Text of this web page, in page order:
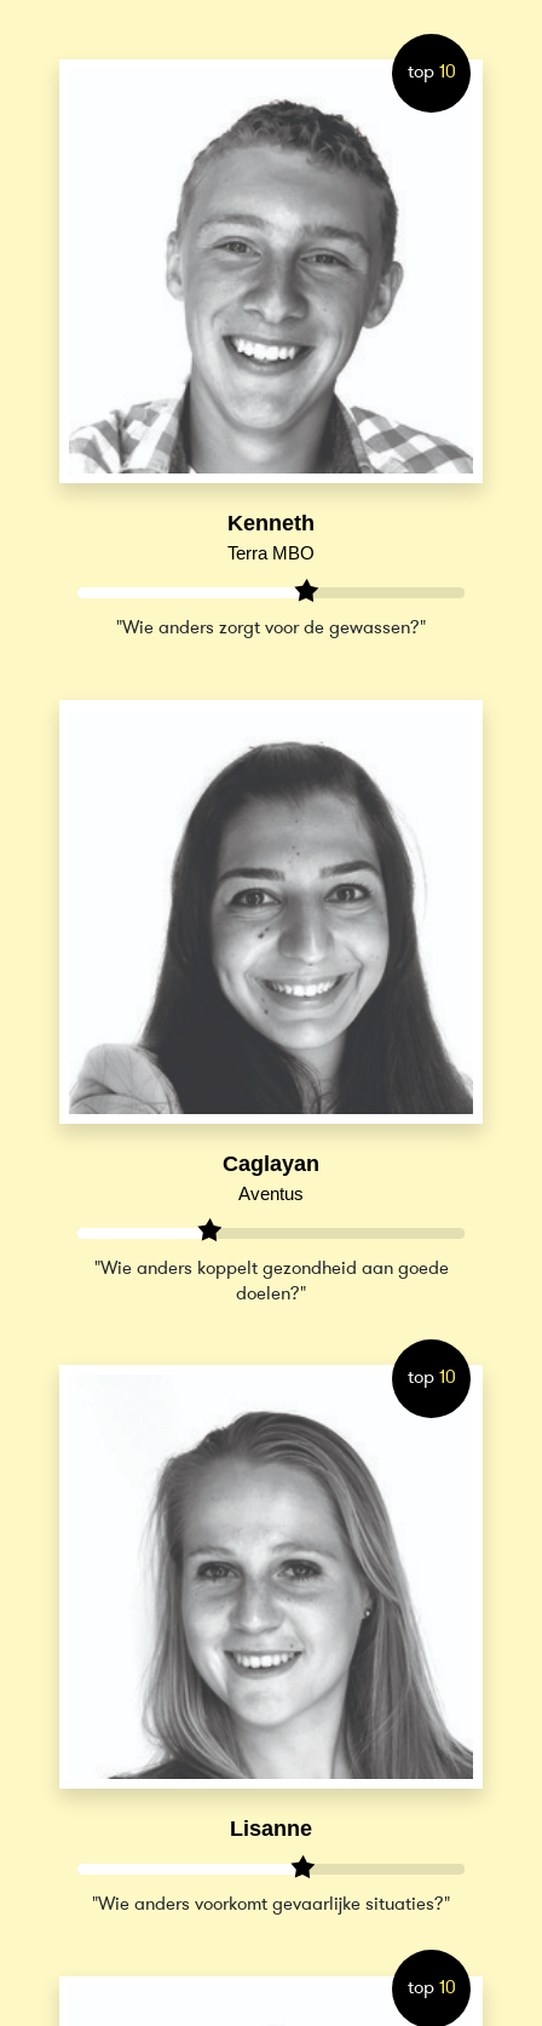
top 10
Kenneth
Terra MBO
"Wie anders zorgt voor de gewassen?"
Caglayan
Aventus
"Wie anders koppelt gezondheid aan goede
doelen?"
top 10
Lisanne
"Wie anders voorkomt gevaarlijke situaties?"
top 10